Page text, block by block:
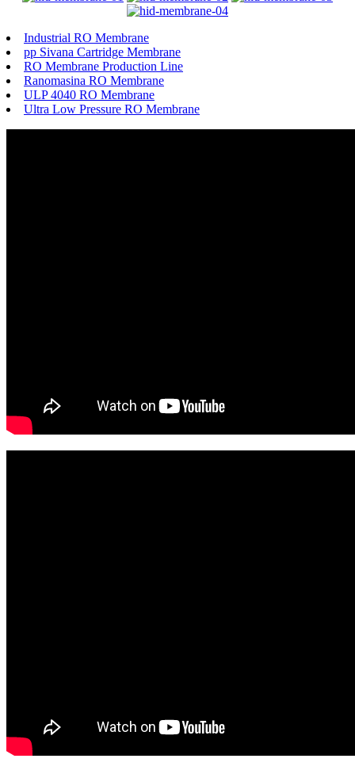
Industrial RO Membrane
pp Sivana Cartridge Membrane
RO Membrane Production Line
Ranomasina RO Membrane
ULP 4040 RO Membrane
Ultra Low Pressure RO Membrane